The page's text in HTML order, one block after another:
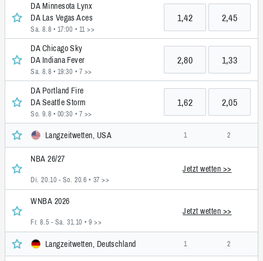
DA Minnesota Lynx
DA Las Vegas Aces
Sa. 8.8 • 17:00 • 11 >>
1,42 2,45
DA Chicago Sky
DA Indiana Fever
Sa. 8.8 • 19:30 • 7 >>
2,80 1,33
DA Portland Fire
DA Seattle Storm
So. 9.8 • 00:30 • 7 >>
1,62 2,05
Langzeitwetten, USA 1 2
NBA 26/27
Di. 20.10 - So. 20.6 • 37 >>
Jetzt wetten >>
WNBA 2026
Fr. 8.5 - Sa. 31.10 • 9 >>
Jetzt wetten >>
Langzeitwetten, Deutschland 1 2